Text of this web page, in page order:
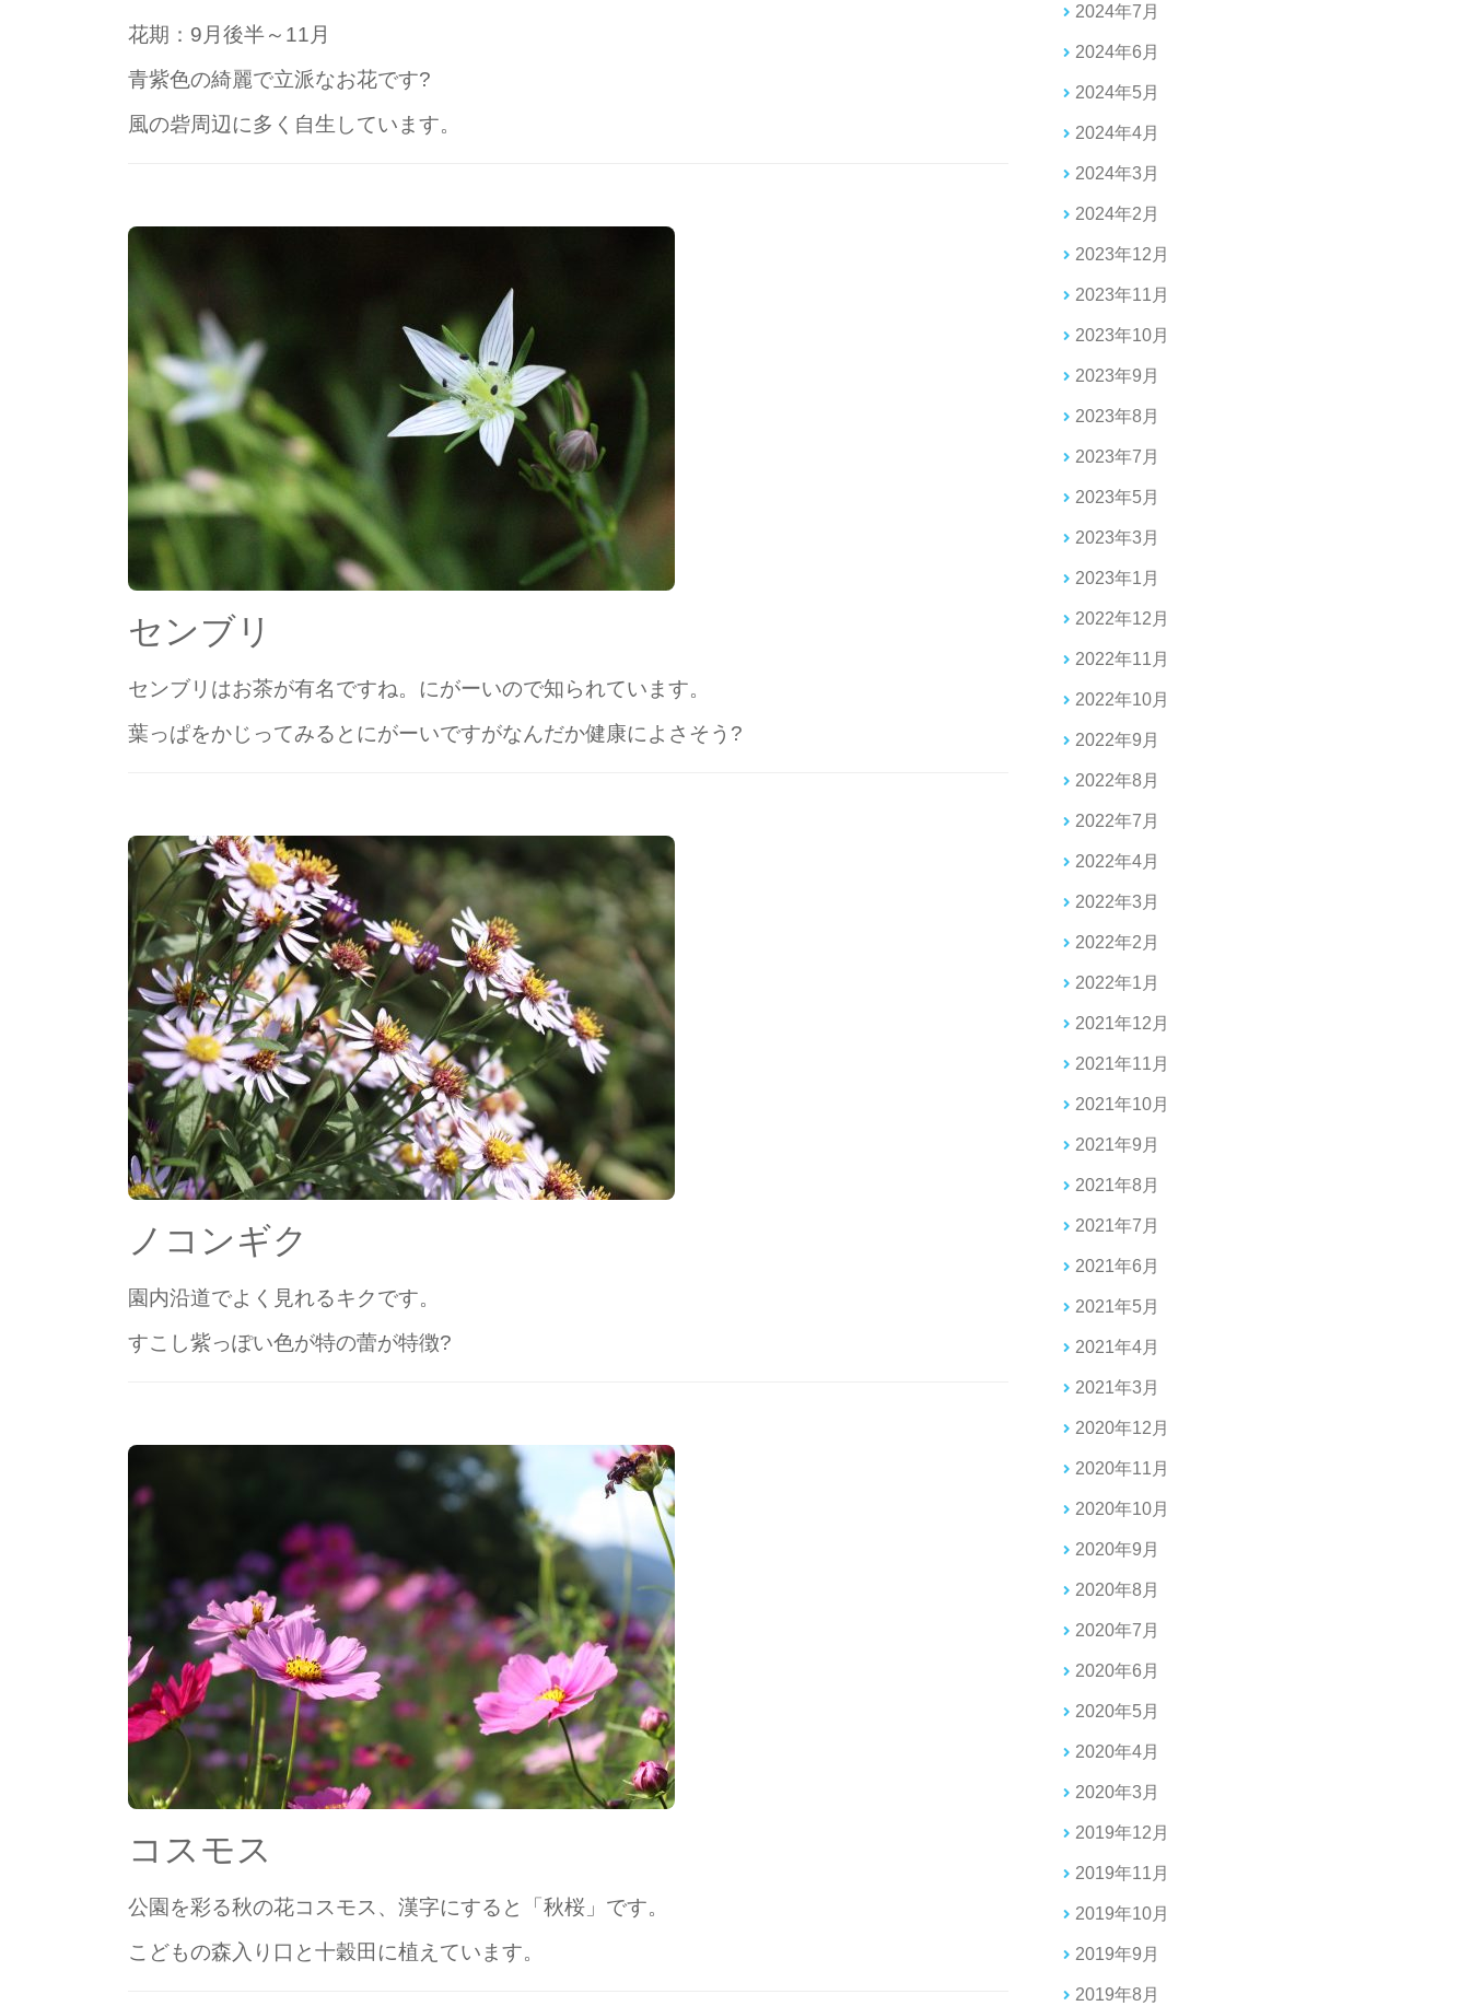
花期：9月後半～11月
青紫色の綺麗で立派なお花です?
風の砦周辺に多く自生しています。
センブリ
センブリはお茶が有名ですね。にがーいので知られています。
葉っぱをかじってみるとにがーいですがなんだか健康によさそう?
ノコンギク
園内沿道でよく見れるキクです。
すこし紫っぽい色が特の蕾が特徴?
コスモス
公園を彩る秋の花コスモス、漢字にすると「秋桜」です。
こどもの森入り口と十穀田に植えています。
2024年7月
2024年6月
2024年5月
2024年4月
2024年3月
2024年2月
2023年12月
2023年11月
2023年10月
2023年9月
2023年8月
2023年7月
2023年5月
2023年3月
2023年1月
2022年12月
2022年11月
2022年10月
2022年9月
2022年8月
2022年7月
2022年4月
2022年3月
2022年2月
2022年1月
2021年12月
2021年11月
2021年10月
2021年9月
2021年8月
2021年7月
2021年6月
2021年5月
2021年4月
2021年3月
2020年12月
2020年11月
2020年10月
2020年9月
2020年8月
2020年7月
2020年6月
2020年5月
2020年4月
2020年3月
2019年12月
2019年11月
2019年10月
2019年9月
2019年8月